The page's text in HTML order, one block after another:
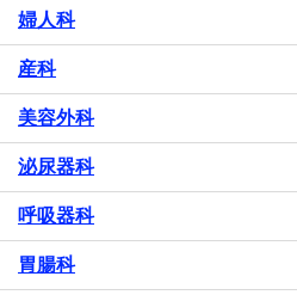
婦人科
産科
美容外科
泌尿器科
呼吸器科
胃腸科